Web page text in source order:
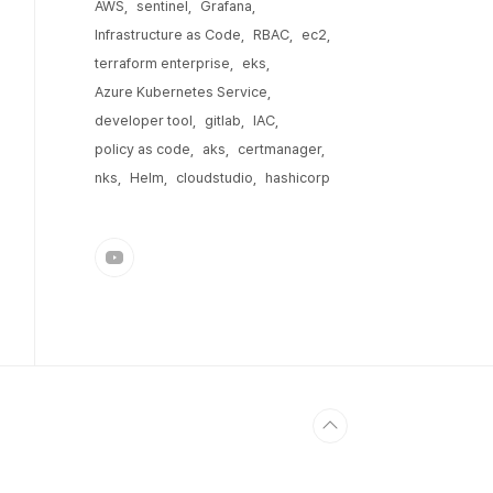
AWS sentinel
Grafana
Infrastructure as Code
RBAC
ec2
terraform enterprise
eks
Azure Kubernetes Service
developer tool
gitlab
IAC
policy as code
aks
certmanager
nks
Helm cloudstudio hashicorp